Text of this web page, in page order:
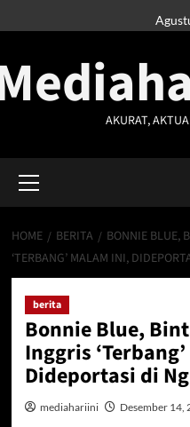
to
AKURAT,
Menu
HOME BERITA
BONNIE BLUE,
‘TERBANG’ MALAM INI,
berita
Bonnie Blue,
Inggris
Dideportasi di
mediahariini Desember 14,